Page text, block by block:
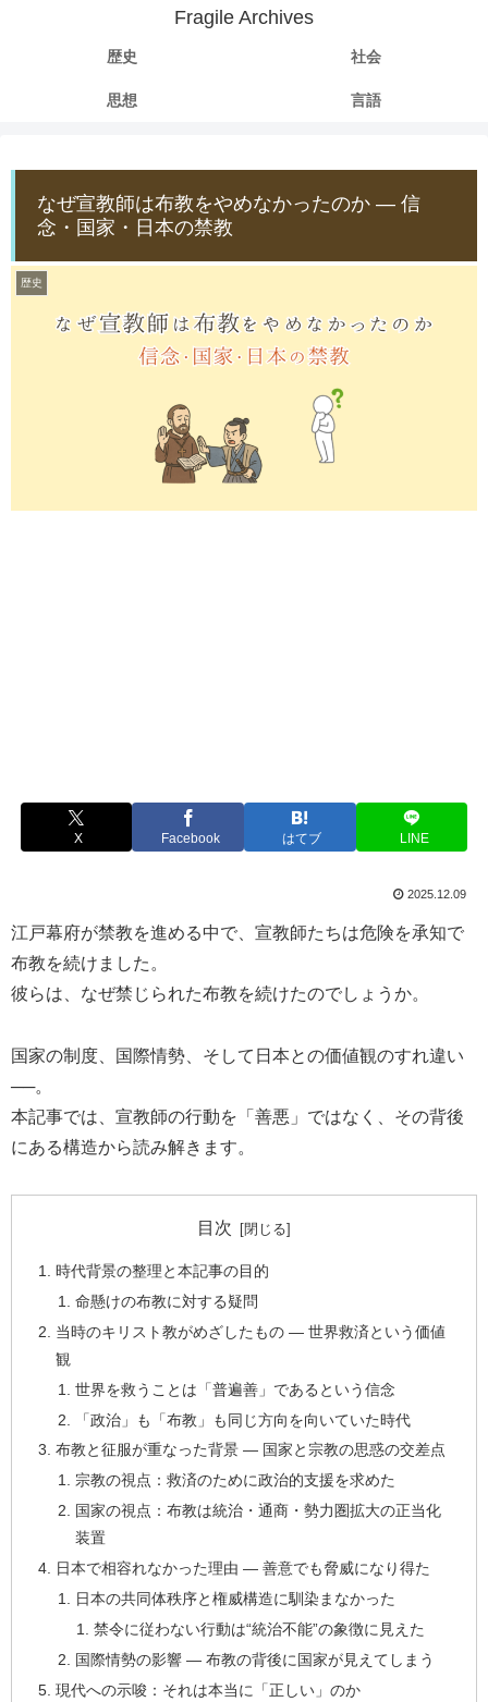
Fragile Archives
歴史 社会
思想 言語
なぜ宣教師は布教をやめなかったのか ― 信
念・国家・日本の禁教
歴史
X Facebook はてブ LINE
2025.12.09
江戸幕府が禁教を進める中で、宣教師たちは危険を承知で
布教を続けました。
彼らは、なぜ禁じられた布教を続けたのでしょうか。
国家の制度、国際情勢、そして日本との価値観のすれ違い
──。
本記事では、宣教師の行動を「善悪」ではなく、その背後
にある構造から読み解きます。
目次
時代背景の整理と本記事の目的
命懸けの布教に対する疑問
当時のキリスト教がめざしたもの ― 世界救済という価値
観
世界を救うことは「普遍善」であるという信念
「政治」も「布教」も同じ方向を向いていた時代
布教と征服が重なった背景 ― 国家と宗教の思惑の交差点
宗教の視点：救済のために政治的支援を求めた
国家の視点：布教は統治・通商・勢力圏拡大の正当化
装置
日本で相容れなかった理由 ― 善意でも脅威になり得た
日本の共同体秩序と権威構造に馴染まなかった
禁令に従わない行動は“統治不能”の象徴に見えた
国際情勢の影響 ― 布教の背後に国家が見えてしまう
現代への示唆：それは本当に「正しい」のか